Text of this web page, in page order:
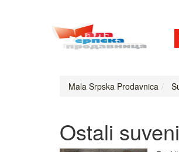
Mala Srpska Prodavnica
Ostali